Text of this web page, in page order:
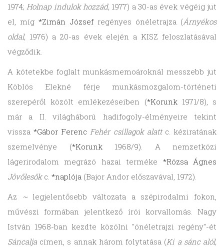
1974;Holnap indulok hozzád, 1977) a 30-as évek végéig jut
el, míg*Zimán Józsefregényes önéletrajza (Árnyékos
oldal, 1976) a 20-as évek elején a KISZ feloszlatásával
végződik.
A kötetekbe foglalt munkásmemoároknál messzebb jut
Köblös Elekné férje munkásmozgalom-történeti
szerepéről közölt emlékezéseiben (*Korunk1971/8), s
már a II. világháború hadifogoly-élményeire tekint
vissza*Gábor Ferenc Fehér csillagok alattc. kéziratának
szemelvénye (*Korunk1968/9). A nemzetközi
lágerirodalom megrázó hazai terméke *Rózsa Ágnes
Jövőlesőkc. *naplója (Bajor Andor előszavával, 1972).
Az
~legjelentősebb változata a szépirodalmi fokon,
művészi formában jelentkező írói korvallomás. Nagy
István 1968-ban kezdte közölni "önéletrajzi regény"-ét
Sáncalja címen, s annak három folytatása (Ki a sánc alól,